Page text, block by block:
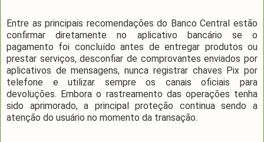
Entre as principais recomendações do Banco Central estão
confirmar diretamente no aplicativo bancário se o
pagamento foi concluído antes de entregar produtos ou
prestar serviços, desconfiar de comprovantes enviados por
aplicativos de mensagens, nunca registrar chaves Pix por
telefone e utilizar sempre os canais oficiais para
devoluções. Embora o rastreamento das operações tenha
sido aprimorado, a principal proteção continua sendo a
atenção do usuário no momento da transação.